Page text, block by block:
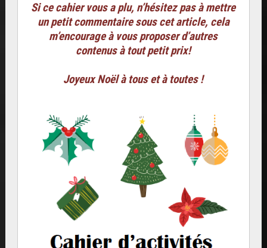
Si ce cahier vous a plu, n’hésitez pas à mettre
un petit commentaire sous cet article, cela
m’encourage à vous proposer d’autres
contenus à tout petit prix!
Joyeux Noël à tous et à toutes !